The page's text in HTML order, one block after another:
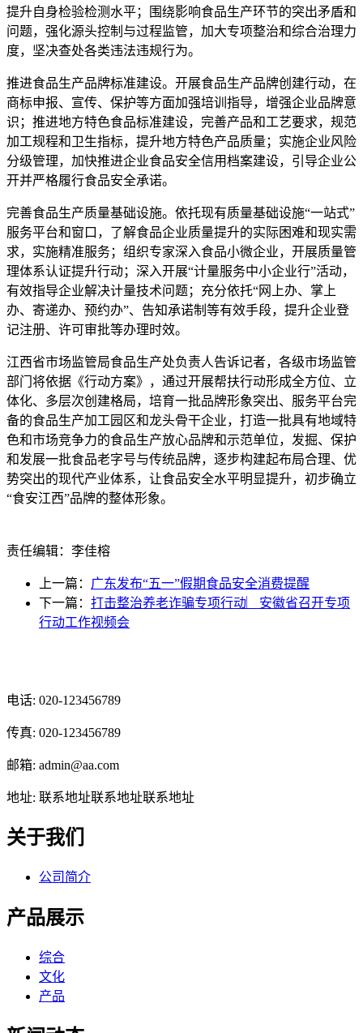
提升自身检验检测水平；围绕影响食品生产环节的突出矛盾和
问题，强化源头控制与过程监管，加大专项整治和综合治理力
度，坚决查处各类违法违规行为。
推进食品生产品牌标准建设。开展食品生产品牌创建行动，在
商标申报、宣传、保护等方面加强培训指导，增强企业品牌意
识；推进地方特色食品标准建设，完善产品和工艺要求，规范
加工规程和卫生指标，提升地方特色产品质量；实施企业风险
分级管理，加快推进企业食品安全信用档案建设，引导企业公
开并严格履行食品安全承诺。
完善食品生产质量基础设施。依托现有质量基础设施“一站式”
服务平台和窗口，了解食品企业质量提升的实际困难和现实需
求，实施精准服务；组织专家深入食品小微企业，开展质量管
理体系认证提升行动；深入开展“计量服务中小企业行”活动，
有效指导企业解决计量技术问题；充分依托“网上办、掌上
办、寄递办、预约办”、告知承诺制等有效手段，提升企业登
记注册、许可审批等办理时效。
江西省市场监管局食品生产处负责人告诉记者，各级市场监管
部门将依据《行动方案》，通过开展帮扶行动形成全方位、立
体化、多层次创建格局，培育一批品牌形象突出、服务平台完
备的食品生产加工园区和龙头骨干企业，打造一批具有地域特
色和市场竞争力的食品生产放心品牌和示范单位，发掘、保护
和发展一批食品老字号与传统品牌，逐步构建起布局合理、优
势突出的现代产业体系，让食品安全水平明显提升，初步确立
“食安江西”品牌的整体形象。
责任编辑：李佳榕
上一篇： 广东发布“五一”假期食品安全消费提醒
下一篇： 打击整治养老诈骗专项行动︳安徽省召开专项
行动工作视频会
电话: 020-123456789
传真: 020-123456789
邮箱: admin@aa.com
地址: 联系地址联系地址联系地址
关于我们
公司简介
产品展示
综合
文化
产品